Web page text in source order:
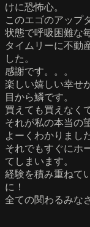
けに恐怖心。
このエゴのアップ
状態で呼吸困難な
タイムリーに不動
した。
感謝です。。。
楽しい嬉しい幸せ
目から鱗です。
買えても買えなく
それが私の本当の
よーくわかりまし
それでもすぐにホ
てしまいます。
経験を積み重ねて
に！
全ての関わるみな